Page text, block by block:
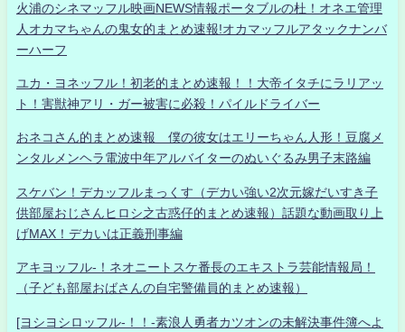
火浦のシネマッフル映画NEWS情報ポータブルの杜！オネエ管理
人オカマちゃんの鬼女的まとめ速報!オカマッフルアタックナンバ
ーハーフ
ユカ・ヨネッフル！初老的まとめ速報！！大帝イタチにラリアッ
ト！害獣神アリ・ガー被害に必殺！パイルドライバー
おネコさん的まとめ速報 僕の彼女はエリーちゃん人形！豆腐メ
ンタルメンヘラ電波中年アルバイターのぬいぐるみ男子末路編
スケバン！デカッフルまっくす（デカい強い2次元嫁だいすき子
供部屋おじさんヒロシ之古惑仔的まとめ速報）話題な動画取り上
げMAX！デカいは正義刑事編
アキヨッフル-！ネオニートスケ番長のエキストラ芸能情報局！
（子ども部屋おばさんの自宅警備員的まとめ速報）
[ヨシヨシロッフル-！！-素浪人勇者カツオンの未解決事件簿へよ